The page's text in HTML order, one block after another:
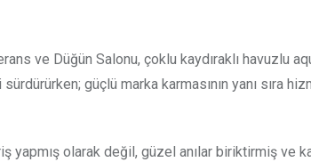
ve Düğün Salonu, çoklu kaydıraklı havuzlu
güçlü marka karmasının yanı sıra
yapmış olarak değil, güzel anılar biriktirmiş ve